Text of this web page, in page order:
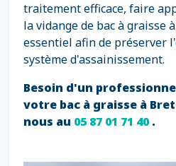
traitement efficace, faire
la vidange de bac à graisse
essentiel afin de préserver
système d'assainissement.
Besoin d'un
votre bac à graisse à
nous au 05 87 01 71 40.